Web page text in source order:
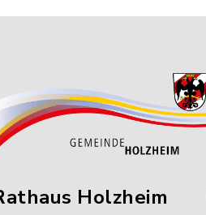
Holzheim